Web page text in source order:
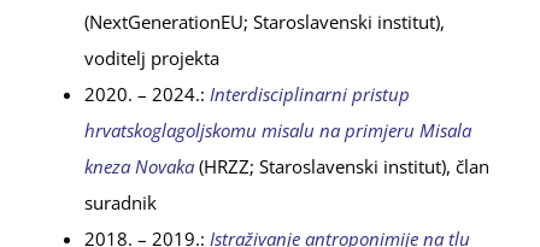
(NextGenerationEU; Staroslavenski institut),
voditelj projekta
2020. – 2024.: Interdisciplinarni pristup
hrvatskoglagoljskomu misalu na primjeru Misala
kneza Novaka(HRZZ; Staroslavenski institut), član
suradnik
2018. – 2019.: Istraživanje antroponimije na tlu